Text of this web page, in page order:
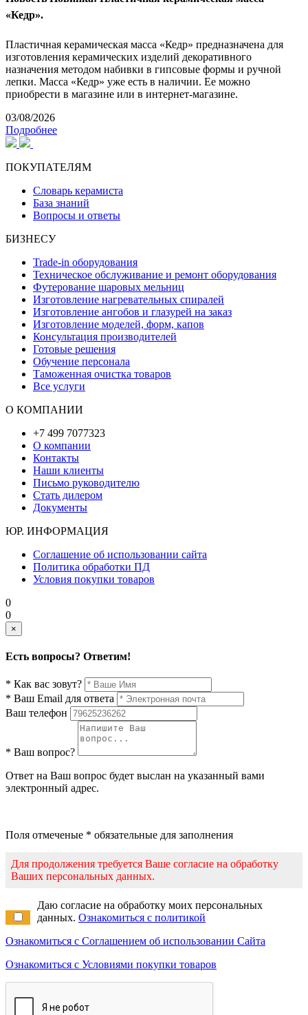
«Кедр».
Пластичная керамическая масса «Кедр» предназначена для
изготовления керамических изделий декоративного
назначения методом набивки в гипсовые формы и ручной
лепки. Масса «Кедр» уже есть в наличии. Ее можно
приобрести в магазине или в интернет-магазине.
03/08/2026
Подробнее
ПОКУПАТЕЛЯМ
Словарь керамиста
База знаний
Вопросы и ответы
БИЗНЕСУ
Trade-in оборудования
Техническое обслуживание и ремонт оборудования
Футерование шаровых мельниц
Изготовление нагревательных спиралей
Изготовление ангобов и глазурей на заказ
Изготовление моделей, форм, капов
Консультация производителей
Готовые решения
Обучение персонала
Таможенная очистка товаров
Все услуги
О КОМПАНИИ
+7 499 7077323
О компании
Контакты
Наши клиенты
Письмо руководителю
Стать дилером
Документы
ЮР. ИНФОРМАЦИЯ
Соглашение об использовании сайта
Политика обработки ПД
Условия покупки товаров
0
0
×
Есть вопросы? Ответим!
* Как вас зовут?
* Ваш Email для ответа
Ваш телефон
* Ваш вопрос?
Ответ на Ваш вопрос будет выслан на указанный вами
электронный адрес.
Поля отмеченые * обязательные для заполнения
Для продолжения требуется Ваше согласие на обработку
Ваших персональных данных.
Даю согласие на обработку моих персональных
данных. Ознакомиться с политикой
Ознакомиться с Соглашением об использовании Сайта
Ознакомиться с Условиями покупки товаров